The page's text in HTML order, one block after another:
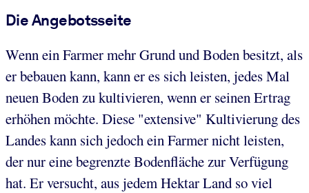
Die Angebotsseite
Wenn ein Farmer mehr Grund und Boden besitzt, als
er bebauen kann, kann er es sich leisten, jedes Mal
neuen Boden zu kultivieren, wenn er seinen Ertrag
erhöhen möchte. Diese "extensive" Kultivierung des
Landes kann sich jedoch ein Farmer nicht leisten,
der nur eine begrenzte Bodenfläche zur Verfügung
hat. Er versucht, aus jedem Hektar Land so viel